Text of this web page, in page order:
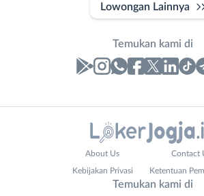
Lowongan Lainnya
Temukan kami di
About Us Contact
Kebijakan Privasi Ketentuan
Temukan kami di